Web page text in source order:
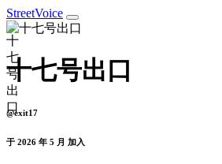
StreetVoice
十七号出口
@exit17
于 2026 年 5 月 加入